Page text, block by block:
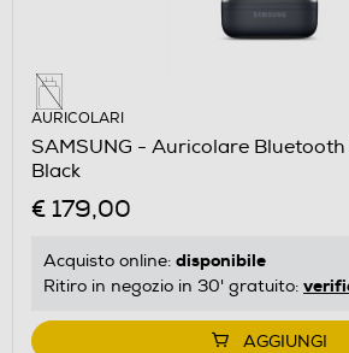
AURICOLARI
SAMSUNG - Auricolare
Black
€ 179,00
Acquisto online: disponibile
Ritiro in negozio in 30' gratuito:
AGGIUNGI